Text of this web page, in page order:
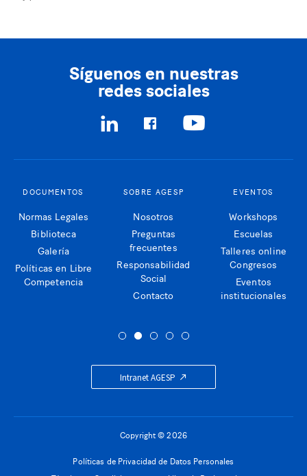
Síguenos en nuestras
redes sociales
DOCUMENTOS
Normas Legales
Biblioteca
Galería
Políticas en Libre
Competencia
SOBRE AGESP
Nosotros
Preguntas
frecuentes
Responsabilidad
Social
Contacto
EVENTOS
Workshops
Escuelas
Talleres online
Congresos
Eventos
institucionales
Intranet AGESP
Copyright © 2026
Políticas de Privacidad de Datos Personales